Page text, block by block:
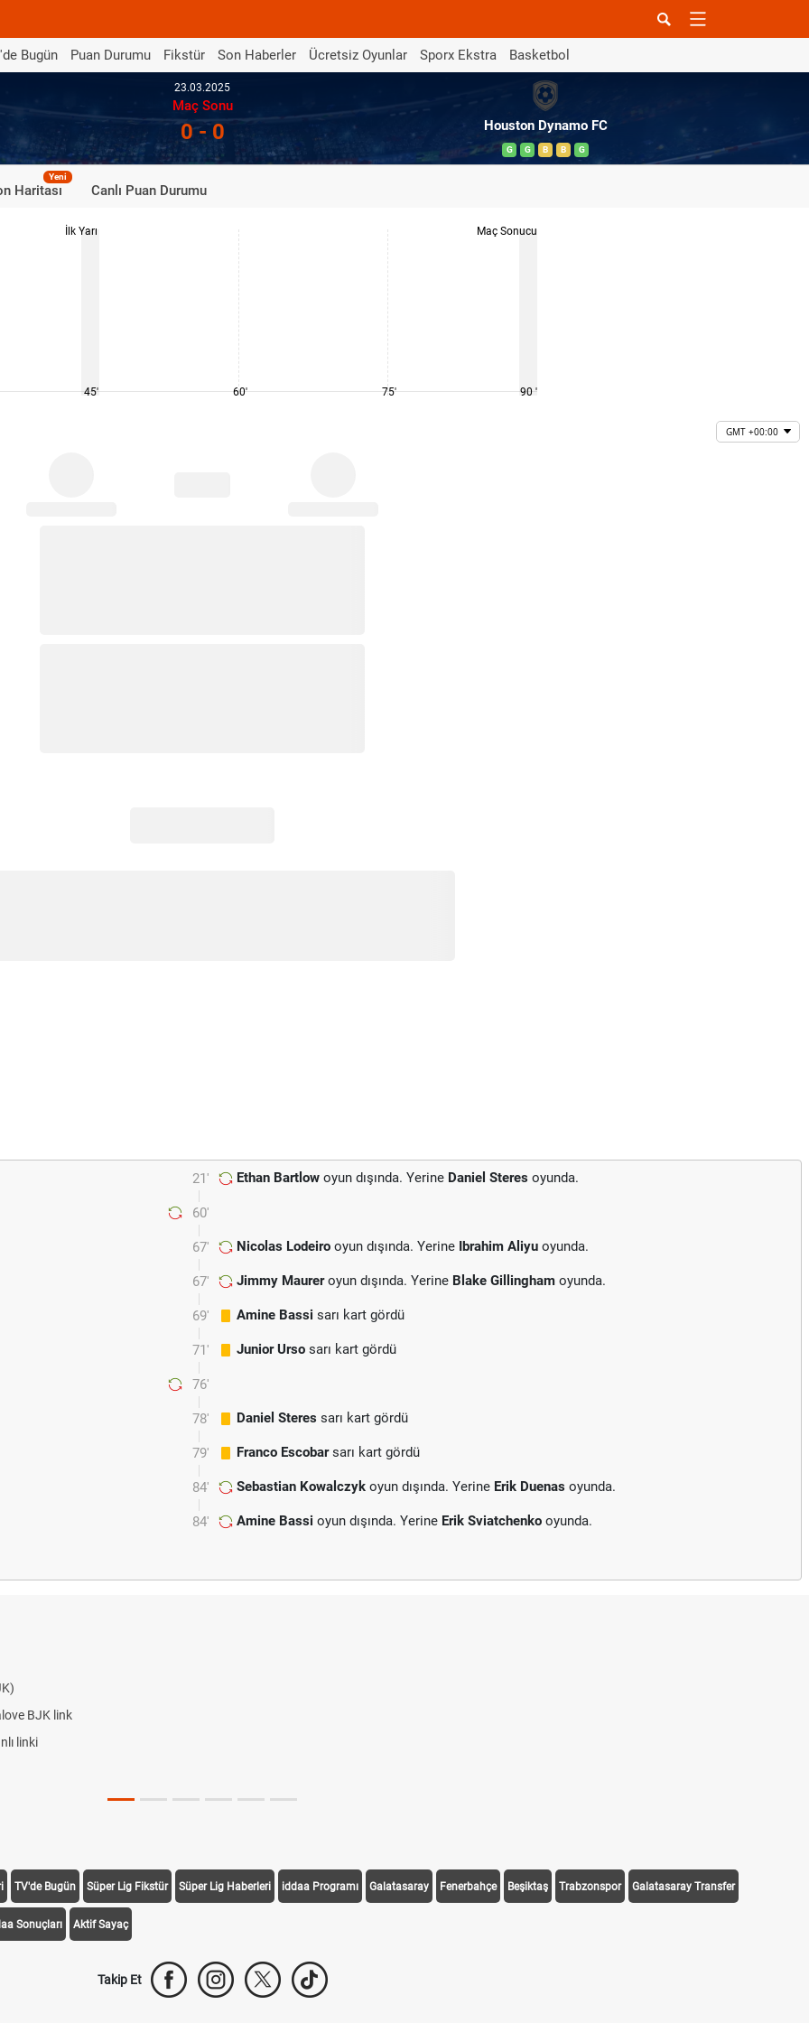
Bugün Puan Durumu Fikstür Son Haberler Ücretsiz Oyunlar Sporx Ekstra Basketbol
23.03.2025
Maç Sonu
0 - 0 Houston Dynamo FC
G G B B G
Haritası
Yeni
Canlı Puan Durumu
İlk Yarı
45' 60' 75'
Maç Sonucu
90 '
GMT +00:00
21' Ethan Bartlow oyun dışında. Yerine Daniel Steres oyunda.
60'
67' Nicolas Lodeiro oyun dışında. Yerine Ibrahim Aliyu oyunda.
67' Jimmy Maureroyun dışında. Yerine Blake Gillingham oyunda.
69' Amine Bassi sarı kart gördü
71' Junior Urso sarı kart gördü
76'
78' Daniel Steres sarı kart gördü
79' Franco Escobarsarı kart gördü
84' Sebastian Kowalczyk oyun dışında. Yerine Erik Duenas oyunda.
84' Amine Bassi oyun dışında. Yerine Erik Sviatchenko oyunda.
BJK link
linki
TV'de Bugün Süper Lig Fikstür Süper Lig Haberleri iddaa Programı Galatasaray Fenerbahçe Beşiktaş Trabzonspor Galatasaray Transfer
Sonuçları Aktif Sayaç
Takip Et